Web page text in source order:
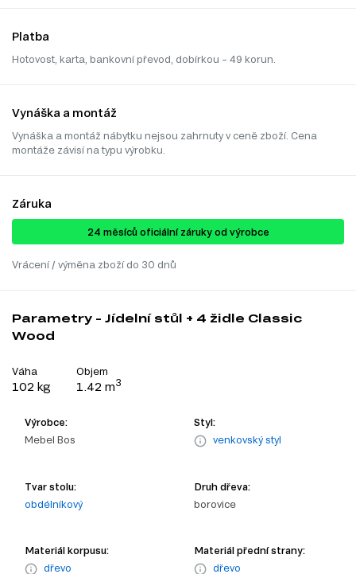
Platba
Hotovost, karta, bankovní převod, dobírkou – 49 korun.
Vynáška a montáž
Vynáška a montáž nábytku nejsou zahrnuty v ceně zboží. Cena
montáže závisí na typu výrobku.
Záruka
24 ​​​​měsíců oficiální záruky od výrobce
Vrácení / výměna zboží do 30 dnů
Parametry - Jídelní stůl + 4 židle Classic
Wood
Váha
102 kg
Objem
1.42 m3
Výrobce:
Mebel Bos
Styl:
venkovský styl
Tvar stolu:
obdélníkový
Druh dřeva:
borovice
Materiál korpusu:
dřevo
Materiál přední strany:
dřevo